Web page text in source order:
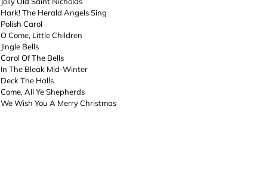
Hark! The Herald Angels Sing
Polish Carol
O Come, Little Children
Jingle Bells
Carol Of The Bells
In The Bleak Mid-Winter
Deck The Halls
Come, All Ye Shepherds
We Wish You A Merry Christmas